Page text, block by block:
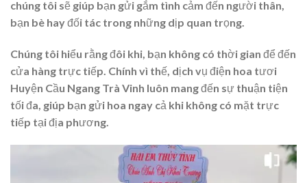
chúng tôi sẽ giúp bạn gửi gắm tình cảm đến người thân,
bạn bè hay đối tác trong những dịp quan trọng.
Chúng tôi hiểu rằng đôi khi, bạn không có thời gian để đến
cửa hàng trực tiếp. Chính vì thế, dịch vụ điện hoa tươi
Huyện Cầu Ngang Trà Vinh luôn mang đến sự thuận tiện
tối đa, giúp bạn gửi hoa ngay cả khi không có mặt trực
tiếp tại địa phương.